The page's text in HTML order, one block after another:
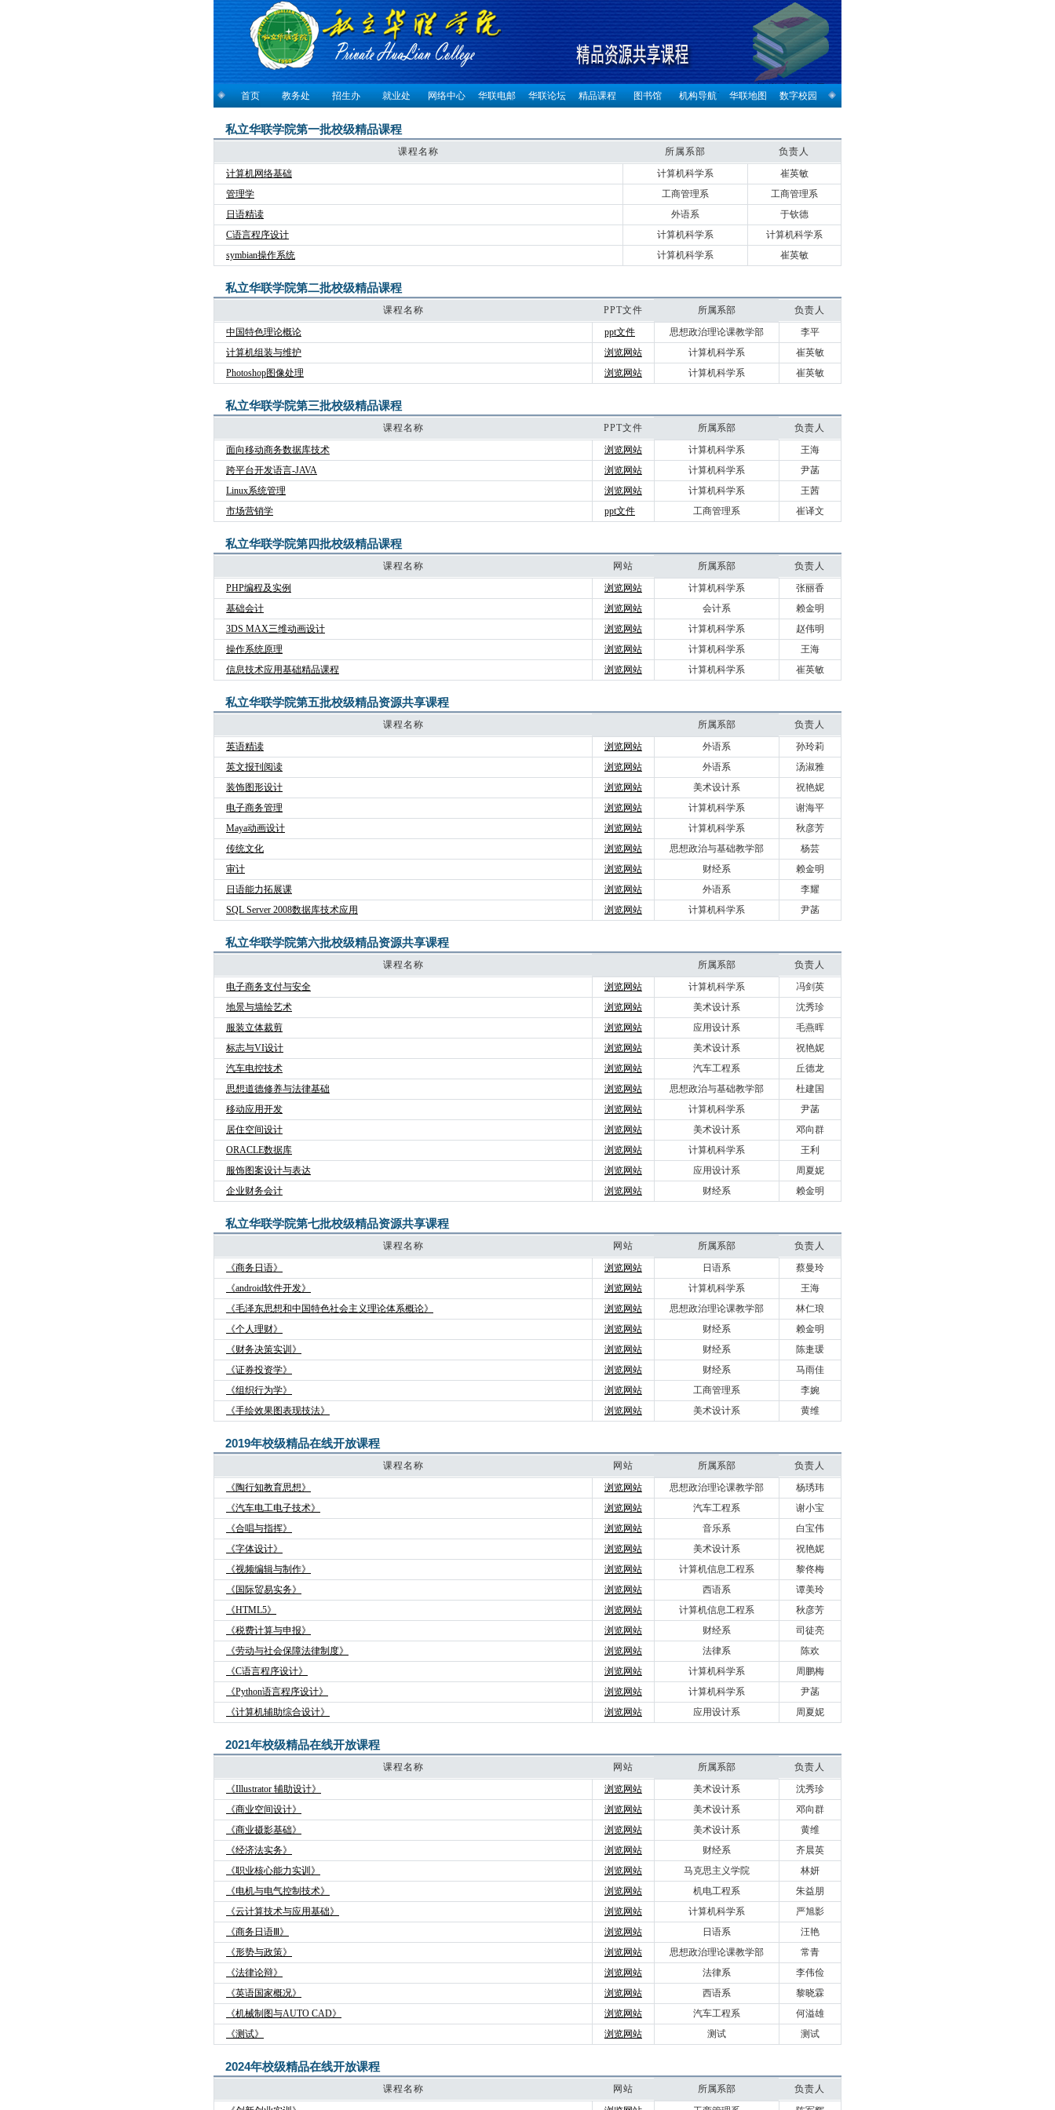
首页 教务处 招生办 就业处 网络中心 华联电邮 华联论坛 精品课程 图书馆 机构导航 华联地图 数字校园
私立华联学院第一批校级精品课程
课程名称 所属系部
负责人
计算机网络基础
计算机科学系
崔英敏
管理学
工商管理系
工商管理系
日语精读
外语系
于钦德
C语言程序设计
计算机科学系
计算机科学系
symbian操作系统
计算机科学系 崔英敏
私立华联学院第二批校级精品课程
课程名称 PPT文件 所属系部
负责人
中国特色理论概论
ppt文件 思想政治理论课教学部
李平
计算机组装与维护
浏览网站 计算机科学系
崔英敏
Photoshop图像处理
浏览网站 计算机科学系 崔英敏
私立华联学院第三批校级精品课程
课程名称 PPT文件 所属系部
负责人
面向移动商务数据库技术
浏览网站 计算机科学系
王海
跨平台开发语言-JAVA
浏览网站 计算机科学系
尹菡
Linux系统管理
浏览网站 计算机科学系
王茜
市场营销学
ppt文件 工商管理系 崔译文
私立华联学院第四批校级精品课程
课程名称 网站 所属系部
负责人
PHP编程及实例
浏览网站 计算机科学系
张丽香
基础会计
浏览网站 会计系
赖金明
3DS MAX三维动画设计
浏览网站 计算机科学系
赵伟明
操作系统原理
浏览网站 计算机科学系
王海
信息技术应用基础精品课程
浏览网站 计算机科学系 崔英敏
私立华联学院第五批校级精品资源共享课程
课程名称 所属系部
负责人
英语精读
浏览网站 外语系
孙玲莉
英文报刊阅读
浏览网站 外语系
汤淑雅
装饰图形设计
浏览网站 美术设计系
祝艳妮
电子商务管理
浏览网站 计算机科学系
谢海平
Maya动画设计
浏览网站 计算机科学系
秋彦芳
传统文化
浏览网站 思想政治与基础教学部
杨芸
审计
浏览网站 财经系
赖金明
日语能力拓展课
浏览网站 外语系
李耀
SQL Server 2008数据库技术应用
浏览网站 计算机科学系 尹菡
私立华联学院第六批校级精品资源共享课程
课程名称 所属系部
负责人
电子商务支付与安全
浏览网站 计算机科学系
冯剑英
地景与墙绘艺术
浏览网站 美术设计系
沈秀珍
服装立体裁剪
浏览网站 应用设计系
毛燕晖
标志与VI设计
浏览网站 美术设计系
祝艳妮
汽车电控技术
浏览网站 汽车工程系
丘德龙
思想道德修养与法律基础
浏览网站 思想政治与基础教学部
杜建国
移动应用开发
浏览网站 计算机科学系
尹菡
居住空间设计
浏览网站 美术设计系
邓向群
ORACLE数据库
浏览网站 计算机科学系
王利
服饰图案设计与表达
浏览网站 应用设计系
周夏妮
企业财务会计
浏览网站 财经系 赖金明
私立华联学院第七批校级精品资源共享课程
课程名称 网站 所属系部
负责人
《商务日语》
浏览网站 日语系
蔡曼玲
《android软件开发》
浏览网站 计算机科学系
王海
《毛泽东思想和中国特色社会主义理论体系概论》
浏览网站 思想政治理论课教学部
林仁琅
《个人理财》
浏览网站 财经系
赖金明
《财务决策实训》
浏览网站 财经系
陈疌瑗
《证券投资学》
浏览网站 财经系
马雨佳
《组织行为学》
浏览网站 工商管理系
李婉
《手绘效果图表现技法》
浏览网站 美术设计系 黄维
2019年校级精品在线开放课程
课程名称 网站 所属系部
负责人
《陶行知教育思想》
浏览网站 思想政治理论课教学部
杨琇玮
《汽车电工电子技术》
浏览网站 汽车工程系
谢小宝
《合唱与指挥》
浏览网站 音乐系
白宝伟
《字体设计》
浏览网站 美术设计系
祝艳妮
《视频编辑与制作》
浏览网站 计算机信息工程系
黎佟梅
《国际贸易实务》
浏览网站 西语系
谭美玲
《HTML5》
浏览网站 计算机信息工程系
秋彦芳
《税费计算与申报》
浏览网站 财经系
司徒亮
《劳动与社会保障法律制度》
浏览网站 法律系
陈欢
《C语言程序设计》
浏览网站 计算机科学系
周鹏梅
《Python语言程序设计》
浏览网站 计算机科学系
尹菡
《计算机辅助综合设计》
浏览网站 应用设计系 周夏妮
2021年校级精品在线开放课程
课程名称 网站 所属系部
负责人
《Illustrator 辅助设计》
浏览网站 美术设计系
沈秀珍
《商业空间设计》
浏览网站 美术设计系
邓向群
《商业摄影基础》
浏览网站 美术设计系
黄维
《经济法实务》
浏览网站 财经系
齐晨英
《职业核心能力实训》
浏览网站 马克思主义学院
林妍
《电机与电气控制技术》
浏览网站 机电工程系
朱益朋
《云计算技术与应用基础》
浏览网站 计算机科学系
严旭影
《商务日语Ⅲ》
浏览网站 日语系
汪艳
《形势与政策》
浏览网站 思想政治理论课教学部
常青
《法律论辩》
浏览网站 法律系
李伟俭
《英语国家概况》
浏览网站 西语系
黎晓霖
《机械制图与AUTO CAD》
浏览网站 汽车工程系
何溢雄
《测试》
浏览网站 测试 测试
2024年校级精品在线开放课程
课程名称 网站 所属系部
负责人